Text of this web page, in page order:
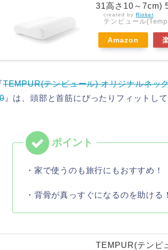
31高さ10～7cm)
created by Rinker
テンピュール
Amazon
TEMPUR(テンピュール) オリジナルネッ
』は、頭部と首筋にぴったりフィットして
・家で使うのも旅行にもおすすめ！
・背骨が真っすぐになるのを助ける！
TEMPUR(テンピ